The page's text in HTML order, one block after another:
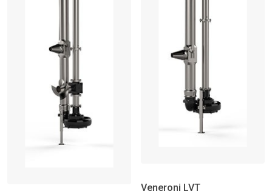
Veneroni LVT